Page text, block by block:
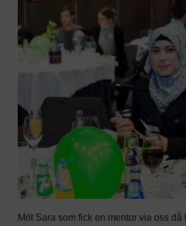
Möt Sara som fick en mentor via oss då